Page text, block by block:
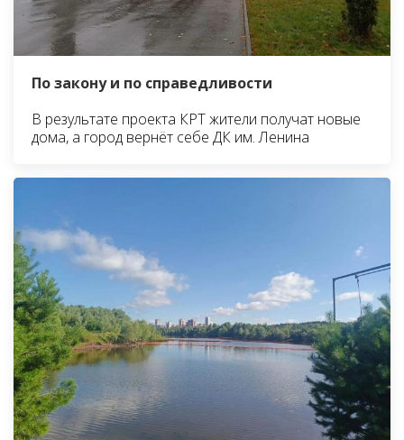
По закону и по справедливости
В результате проекта КРТ жители получат новые
дома, а город вернёт себе ДК им. Ленина